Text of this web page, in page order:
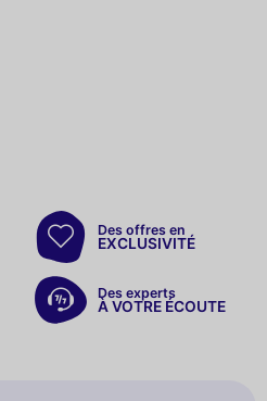
Des offres en
EXCLUSIVITÉ
Des experts
À VOTRE ÉCOUTE